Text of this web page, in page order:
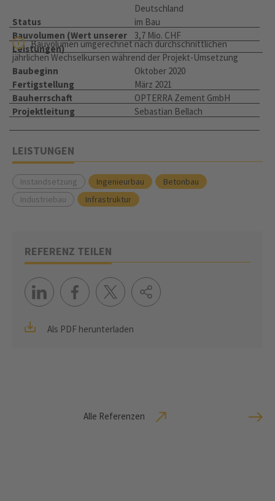
Deutschland
Status
im Bau
Bauvolumen (Wert unserer
Leistungen)
3,7 Mio. CHF
Bauvolumen umgerechnet nach durchschnittlichen
jährlichen Wechselkursen während der Projekt-Umsetzung
Baubeginn
Oktober 2020
Fertigstellung
März 2021
Bauherrschaft
OPTERRA Zement GmbH
Projektleitung
Sebastian Bellach
LEISTUNGEN
Instandsetzung Ingenieurbau
Betonbau
Industriebau
Infrastruktur
REFERENZ TEILEN
Als PDF herunterladen
Alle Referenzen